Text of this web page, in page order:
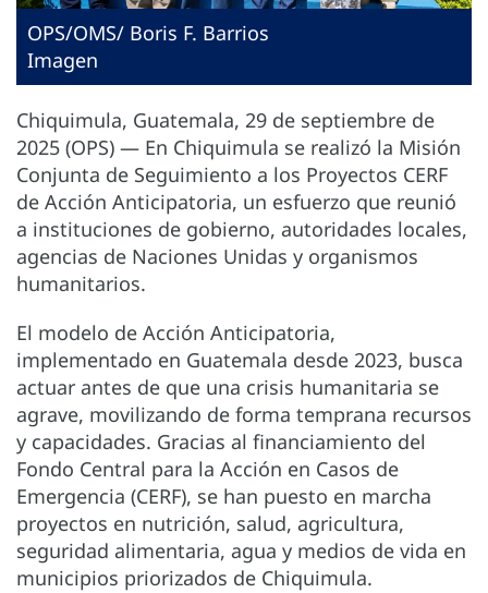
OPS/OMS/ Boris F. Barrios
Imagen
Chiquimula, Guatemala, 29 de septiembre de
2025 (OPS) — En Chiquimula se realizó la Misión
Conjunta de Seguimiento a los Proyectos CERF
de Acción Anticipatoria, un esfuerzo que reunió
a instituciones de gobierno, autoridades locales,
agencias de Naciones Unidas y organismos
humanitarios.
El modelo de Acción Anticipatoria,
implementado en Guatemala desde 2023, busca
actuar antes de que una crisis humanitaria se
agrave, movilizando de forma temprana recursos
y capacidades. Gracias al financiamiento del
Fondo Central para la Acción en Casos de
Emergencia (CERF), se han puesto en marcha
proyectos en nutrición, salud, agricultura,
seguridad alimentaria, agua y medios de vida en
municipios priorizados de Chiquimula.